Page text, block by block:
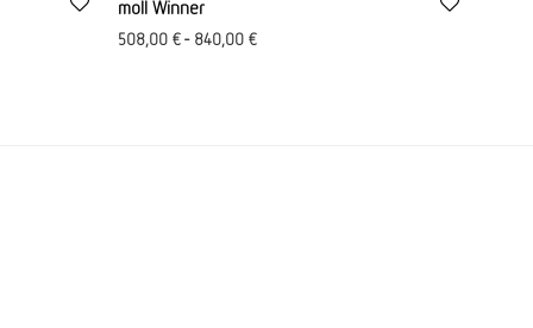
€ €.
moll Winner
508,00 €- 840,00 €